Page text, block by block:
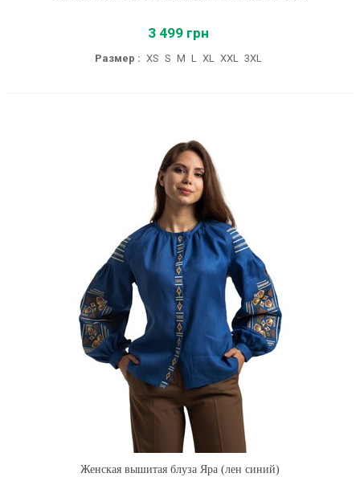
3 499 грн
Размер : XS S M L XL XXL 3XL
Женская вышитая блуза Яра (лен синий)